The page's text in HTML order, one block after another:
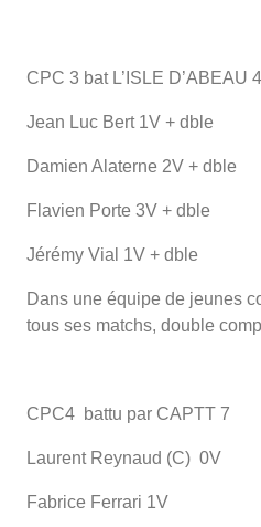
CPC 3 bat L’ISLE
Jean Luc Bert 1V + dble
Damien Alaterne 2V + dble
Flavien Porte 3V + dble
Jérémy Vial 1V + dble
Dans une équipe de jeunes
tous ses matchs, double
CPC4 battu par
Laurent Reynaud (C) 0V
Fabrice Ferrari 1V